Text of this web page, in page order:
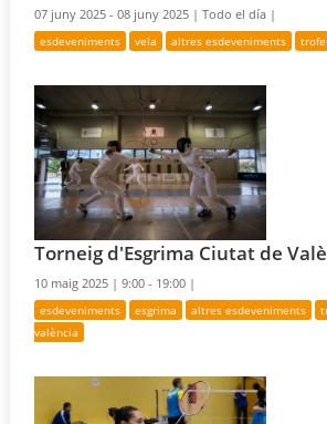
07 juny 2025 - 08 juny 2025 |Todo el día |
esdeveniments vela altres esdeveniments
Torneig d'Esgrima Ciutat de
10 maig 2025 |9:00 - 19:00 |
esdeveniments esgrima altres esdeveniments
valència